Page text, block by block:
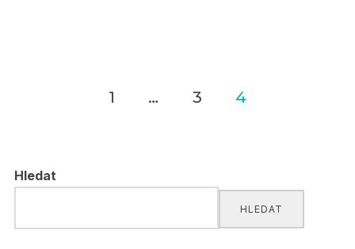
příspěvky
1 … 3 4
Hledat
HLEDAT